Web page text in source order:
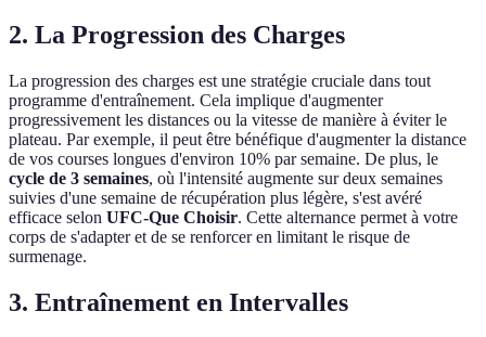
2. La Progression des Charges
La progression des charges est une stratégie cruciale dans tout
programme d'entraînement. Cela implique d'augmenter
progressivement les distances ou la vitesse de manière à éviter le
plateau. Par exemple, il peut être bénéfique d'augmenter la distance
de vos courses longues d'environ 10% par semaine. De plus, le
cycle de 3 semaines, où l'intensité augmente sur deux semaines
suivies d'une semaine de récupération plus légère, s'est avéré
efficace selon UFC-Que Choisir. Cette alternance permet à votre
corps de s'adapter et de se renforcer en limitant le risque de
surmenage.
3. Entraînement en Intervalles